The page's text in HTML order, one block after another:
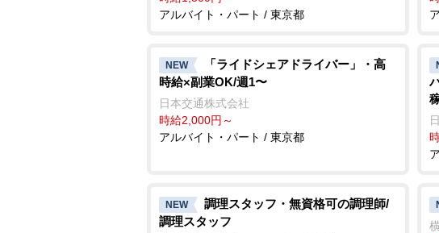
アルバイト・パート / 東京都
NEW
「ライドシェアドライバー」・高
時給×副業OK/週1〜
日本交通株式会社
時給2,000円～
アルバイト・パート / 東京都
NEW
調理スタッフ・無資格可の調理師/
調理スタッフ